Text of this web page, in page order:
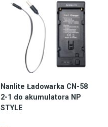
Nanlite Ładowarka CN-58
2-1 do akumulatora NP
STYLE